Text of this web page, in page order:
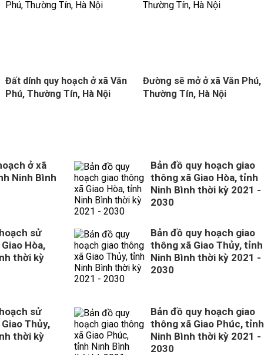
Đất dính quy hoạch ở xã Văn
Phú, Thường Tín, Hà Nội
Đường sẽ mở ở xã Văn Phú,
Thường Tín, Hà Nội
ở xã
Ninh Bình
Bản đồ quy hoạch giao
thông xã Giao Hòa, tỉnh
Ninh Bình thời kỳ 2021 -
2030
sử
Hòa,
thời kỳ
Bản đồ quy hoạch giao
thông xã Giao Thủy, tỉnh
Ninh Bình thời kỳ 2021 -
2030
sử
Thủy,
thời kỳ
Bản đồ quy hoạch giao
thông xã Giao Phúc, tỉnh
Ninh Bình thời kỳ 2021 -
2030